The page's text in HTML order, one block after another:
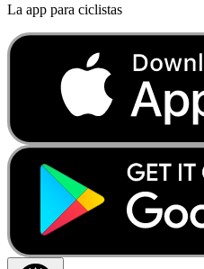
La app para ciclistas